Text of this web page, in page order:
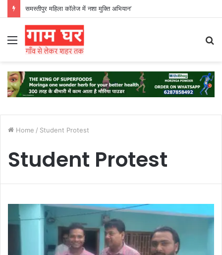
समस्तीपुर महिला कॉलेज में नशा मुक्ति अभियान’
Menu
Home / Student Protest
Student Protest